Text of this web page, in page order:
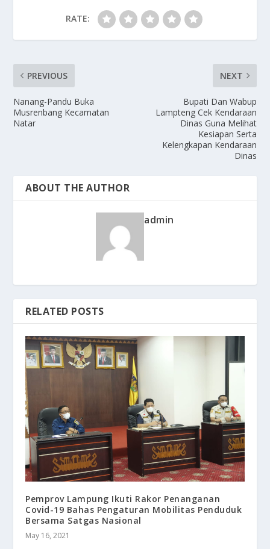
RATE:
PREVIOUS
Nanang-Pandu Buka
Musrenbang Kecamatan
Natar
NEXT
Bupati Dan Wabup
Lampteng Cek Kendaraan
Dinas Guna Melihat
Kesiapan Serta
Kelengkapan Kendaraan
Dinas
ABOUT THE AUTHOR
admin
RELATED POSTS
Pemprov Lampung Ikuti Rakor Penanganan
Covid-19 Bahas Pengaturan Mobilitas Penduduk
Bersama Satgas Nasional
May 16, 2021